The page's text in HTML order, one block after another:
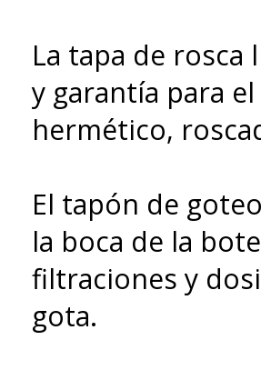
La tapa de
y garantía para
hermético,
El tapón de
la boca de la
filtraciones y
gota.